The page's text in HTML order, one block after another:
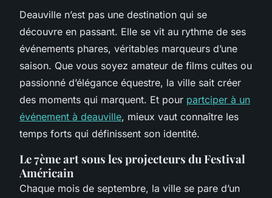
Deauville n’est pas une destination qui se
découvre en passant. Elle se vit au rythme de ses
événements phares, véritables marqueurs d’une
saison. Que vous soyez amateur de films cultes ou
passionné d’élégance équestre, la ville sait créer
des moments qui marquent. Et pour partciper à un
événement à deauville, mieux vaut connaître les
temps forts qui définissent son identité.
Le 7ème art sous les projecteurs du Festival
Américain
Chaque mois de septembre, la ville se pare d’un